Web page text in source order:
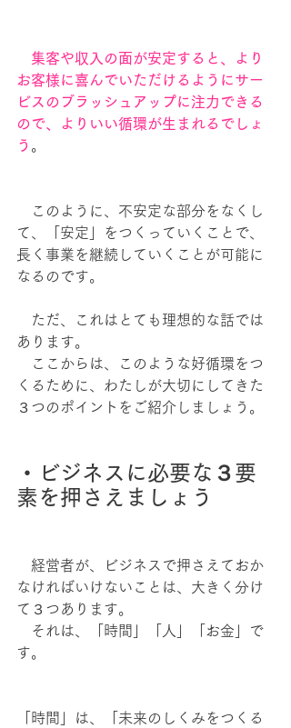
集客や収入の面が安定すると、より
お客様に喜んでいただけるようにサー
ビスのブラッシュアップに注力できる
ので、よりいい循環が生まれるでしょ
う 。
このように、不安定な部分をなくし
て、「安定」をつくっていくことで、
長く事業を継続していくことが可能に
なるのです。
ただ、これはとても理想的な話では
あります。
ここからは、このような好循環をつ
くるために、わたしが大切にしてきた
３つのポイントをご紹介しましょう。
・ビジネスに必要な３要
素を押さえましょう
経営者が、ビジネスで押さえておか
なければいけないことは、大きく分け
て３つあります。
それは、「時間」「人」「お金」で
す。
「時間」は、「未来のしくみをつくる